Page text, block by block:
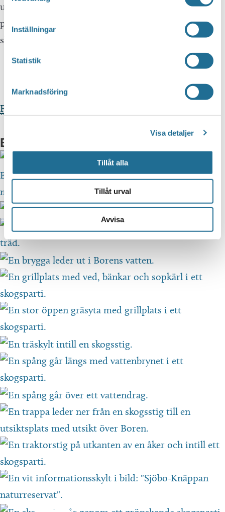
Inställningar
Statistik
Marknadsföring
Visa detaljer
Tillåt alla
Tillåt urval
Avvisa
ut i ett bostadsområde, Ekenenäs. Sista sträckan går
på stig i skog där man strax är framme vid
slaggbron.
För mer information och karta
Bilder